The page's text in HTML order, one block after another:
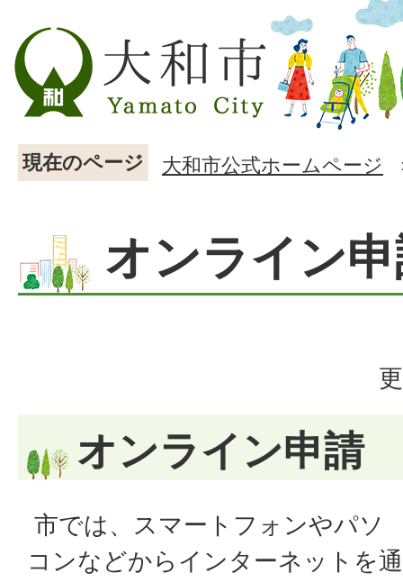
現在のページ 大和市公式ホームページ
オンライン
オンライン申請
市では、スマートフォンやパソ
コンなどからインターネットを通